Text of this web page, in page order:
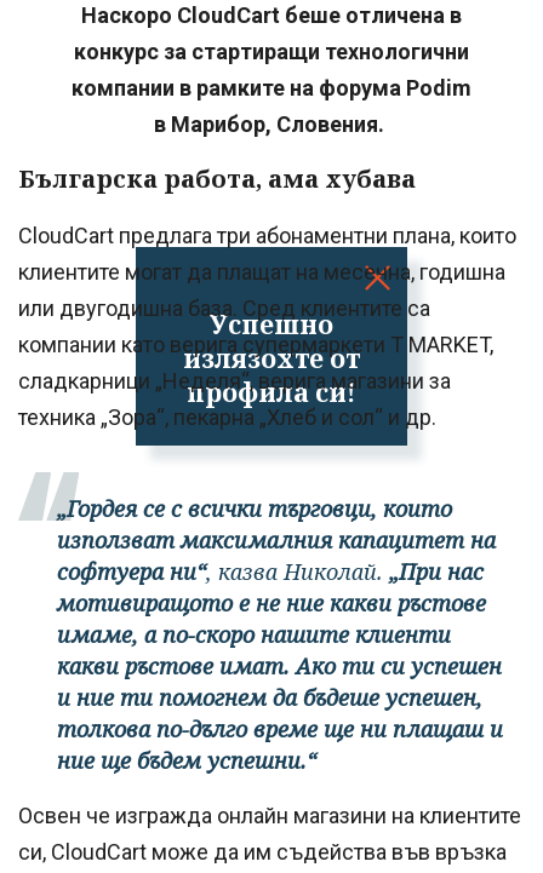
Успешно
излязохте от
профила си!
Наскоро CloudCart беше отличена в
конкурс за стартиращи технологични
компании в рамките на форума Podim
в Марибор, Словения.
Българска работа, ама хубава
CloudCart предлага три абонаментни плана, които
клиентите могат да плащат на месечна, годишна
или двугодишна база. Сред клиентите са
компании като верига супермаркети T MARKET,
сладкарници „Неделя“, верига магазини за
техника „Зора“, пекарна „Хлеб и сол“ и др.
„Гордея се с всички търговци, които
използват максималния капацитет на
софтуера ни“, казва Николай. „При нас
мотивиращото е не ние какви ръстове
имаме, а по-скоро нашите клиенти
какви ръстове имат. Ако ти си успешен
и ние ти помогнем да бъдеше успешен,
толкова по-дълго време ще ни плащаш и
ние ще бъдем успешни.“
Освен че изгражда онлайн магазини на клиентите
си, CloudCart може да им съдейства във връзка